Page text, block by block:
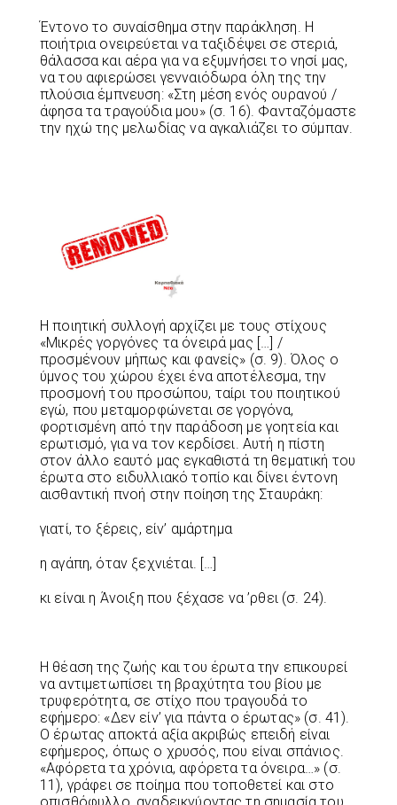
Έντονο το συναίσθημα στην παράκληση. Η
ποιήτρια ονειρεύεται να ταξιδέψει σε στεριά,
θάλασσα και αέρα για να εξυμνήσει το νησί μας,
να του αφιερώσει γενναιόδωρα όλη της την
πλούσια έμπνευση: «Στη μέση ενός ουρανού /
άφησα τα τραγούδια μου» (σ. 16). Φανταζόμαστε
την ηχώ της μελωδίας να αγκαλιάζει το σύμπαν.
Η ποιητική συλλογή αρχίζει με τους στίχους
«Μικρές γοργόνες τα όνειρά μας […] /
προσμένουν μήπως και φανείς» (σ. 9). Όλος ο
ύμνος του χώρου έχει ένα αποτέλεσμα, την
προσμονή του προσώπου, ταίρι του ποιητικού
εγώ, που μεταμορφώνεται σε γοργόνα,
φορτισμένη από την παράδοση με γοητεία και
ερωτισμό, για να τον κερδίσει. Αυτή η πίστη
στον άλλο εαυτό μας εγκαθιστά τη θεματική του
έρωτα στο ειδυλλιακό τοπίο και δίνει έντονη
αισθαντική πνοή στην ποίηση της Σταυράκη:
γιατί, το ξέρεις, είν’ αμάρτημα
η αγάπη, όταν ξεχνιέται. […]
κι είναι η Άνοιξη που ξέχασε να ’ρθει (σ. 24).
Η θέαση της ζωής και του έρωτα την επικουρεί
να αντιμετωπίσει τη βραχύτητα του βίου με
τρυφερότητα, σε στίχο που τραγουδά το
εφήμερο: «Δεν είν’ για πάντα ο έρωτας» (σ. 41).
Ο έρωτας αποκτά αξία ακριβώς επειδή είναι
εφήμερος, όπως ο χρυσός, που είναι σπάνιος.
«Αφόρετα τα χρόνια, αφόρετα τα όνειρα…» (σ.
11), γράφει σε ποίημα που τοποθετεί και στο